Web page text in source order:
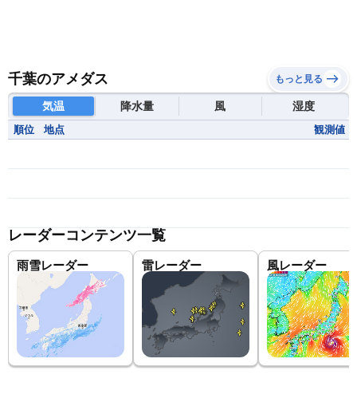
千葉のアメダス もっと見る
気温 降水量 風 湿度
順位 地点 観測値
レーダーコンテンツ一覧
雨雪レーダー 雷レーダー 風レーダー